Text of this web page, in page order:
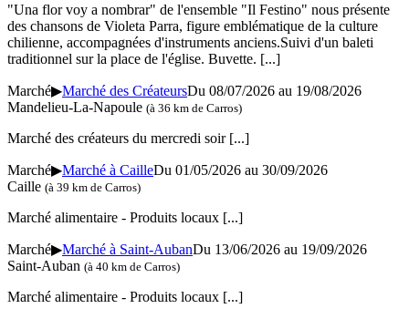
"Una flor voy a nombrar" de l'ensemble "Il Festino" nous présente
des chansons de Violeta Parra, figure emblématique de la culture
chilienne, accompagnées d'instruments anciens.Suivi d'un baleti
traditionnel sur la place de l'église. Buvette. [...]
Marché▶Marché des CréateursDu 08/07/2026 au 19/08/2026
Mandelieu-La-Napoule (à 36 km de Carros)
Marché des créateurs du mercredi soir [...]
Marché▶Marché à CailleDu 01/05/2026 au 30/09/2026
Caille (à 39 km de Carros)
Marché alimentaire - Produits locaux [...]
Marché▶Marché à Saint-AubanDu 13/06/2026 au 19/09/2026
Saint-Auban (à 40 km de Carros)
Marché alimentaire - Produits locaux [...]